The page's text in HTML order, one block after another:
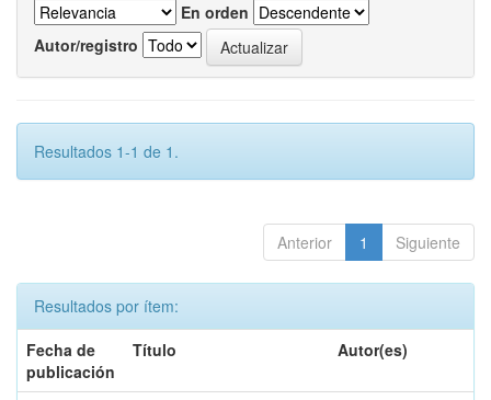
En orden
Autor/registro
Resultados 1-1 de 1.
Anterior 1 Siguiente
Resultados por ítem:
Fecha de
publicación
Título Autor(es)